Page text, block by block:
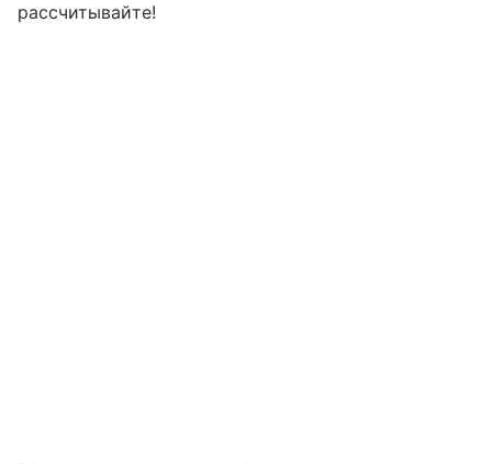
рассчитывайте!